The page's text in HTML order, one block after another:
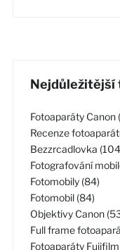
Nejdůležitější
Fotoaparáty Canon
Recenze
Bezzrcadlovka
Fotografování
Fotomobily (84)
Fotomobil (84)
Objektivy Canon
Full frame
Fotoaparáty